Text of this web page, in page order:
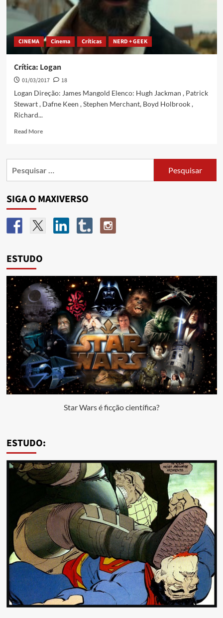
CINEMA Cinema Críticas NERD + GEEK
Crítica: Logan
01/03/2017
18
Logan Direção: James Mangold Elenco: Hugh Jackman , Patrick
Stewart , Dafne Keen , Stephen Merchant, Boyd Holbrook ,
Richard...
Read More
SIGA O MAXIVERSO
ESTUDO
Star Wars é ficção científica?
ESTUDO: